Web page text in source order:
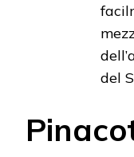
del